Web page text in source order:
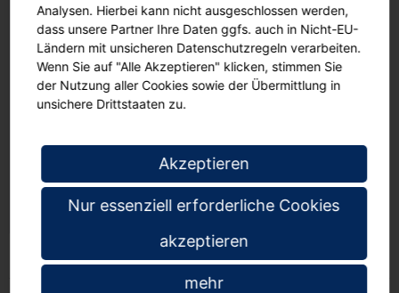
Lacertus, 92 cm hoch,
Analysen. Hierbei kann nicht ausgeschlossen werden,
dass unsere Partner Ihre Daten ggfs. auch in Nicht-EU-
Ländern mit unsicheren Datenschutzregeln verarbeiten.
Wenn Sie auf "Alle Akzeptieren" klicken, stimmen Sie
der Nutzung aller Cookies sowie der Übermittlung in
unsichere Drittstaaten zu.
Akzeptieren
Nur essenziell erforderliche Cookies
akzeptieren
mehr